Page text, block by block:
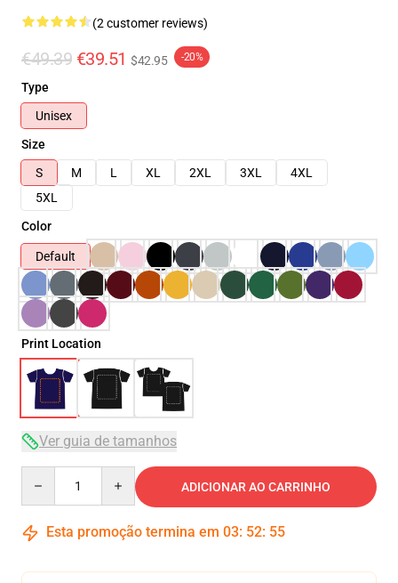
(2 customer reviews)
€49.39 €39.51 $42.95 -20%
Type
Unisex
Size
S
M L XL 2XL 3XL
4XL
5XL
Color
Default
Print Location
Ver guia de tamanhos
ADICIONAR AO CARRINHO
Esta promoção termina em 03: 52: 54